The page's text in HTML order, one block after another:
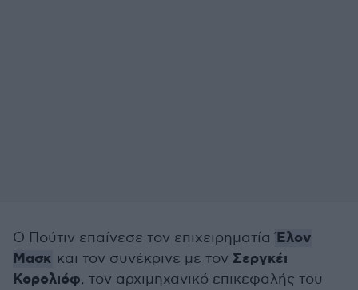
Ο Πούτιν επαίνεσε τον επιχειρηματίαΈλον
Μασκ και τον συνέκρινε με τον Σεργκέι
Κορολιόφ, τον αρχιμηχανικό επικεφαλής του